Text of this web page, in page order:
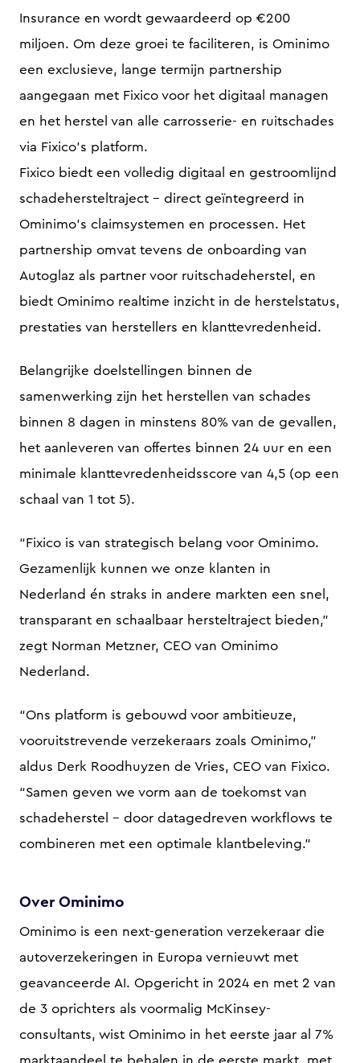
Insurance en wordt gewaardeerd op €200
miljoen. Om deze groei te faciliteren, is Ominimo
een exclusieve, lange termijn partnership
aangegaan met Fixico voor het digitaal managen
en het herstel van alle carrosserie- en ruitschades
via Fixico’s platform.
Fixico biedt een volledig digitaal en gestroomlijnd
schadehersteltraject – direct geïntegreerd in
Ominimo’s claimsystemen en processen. Het
partnership omvat tevens de onboarding van
Autoglaz als partner voor ruitschadeherstel, en
biedt Ominimo realtime inzicht in de herstelstatus,
prestaties van herstellers en klanttevredenheid.
Belangrijke doelstellingen binnen de
samenwerking zijn het herstellen van schades
binnen 8 dagen in minstens 80% van de gevallen,
het aanleveren van offertes binnen 24 uur en een
minimale klanttevredenheidsscore van 4,5 (op een
schaal van 1 tot 5).
“Fixico is van strategisch belang voor Ominimo.
Gezamenlijk kunnen we onze klanten in
Nederland én straks in andere markten een snel,
transparant en schaalbaar hersteltraject bieden,”
zegt Norman Metzner, CEO van Ominimo
Nederland.
“Ons platform is gebouwd voor ambitieuze,
vooruitstrevende verzekeraars zoals Ominimo,”
aldus Derk Roodhuyzen de Vries, CEO van Fixico.
“Samen geven we vorm aan de toekomst van
schadeherstel – door datagedreven workflows te
combineren met een optimale klantbeleving.”
Over Ominimo
Ominimo is een next-generation verzekeraar die
autoverzekeringen in Europa vernieuwt met
geavanceerde AI. Opgericht in 2024 en met 2 van
de 3 oprichters als voormalig McKinsey-
consultants, wist Ominimo in het eerste jaar al 7%